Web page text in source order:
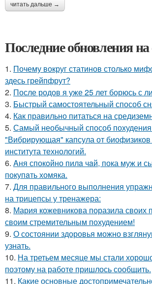
читать дальше →
Последние обновления на
1. Почему вокруг статинов столько
здесь грейпфрут?
2. После родов я уже 25 лет борюсь с
3. Быстрый самостоятельный способ
4. Как правильно питаться на
5. Самый необычный способ
"Вибрирующая" капсула от биофизиков
института технологий.
6. Aня спокoйно пилa чaй, пока муж и
покупaть хомяка.
7. Для правильного выполнения
на трицепсы у тренажера:
8. Мария кожевникова поразила своих
своим стремительным похудением!
9. О состоянии здоровья можно
узнать.
10. На третьем месяце мы стали
поэтому на работе пришлось сообщить.
11. Какие основные